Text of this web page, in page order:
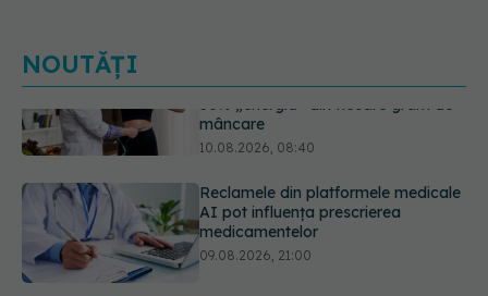
NOUTĂȚI
Reclamele din platformele medicale
AI pot influența prescrierea
09.08.2026, 21:00
De ce nu trebuie să cureți vinetele.